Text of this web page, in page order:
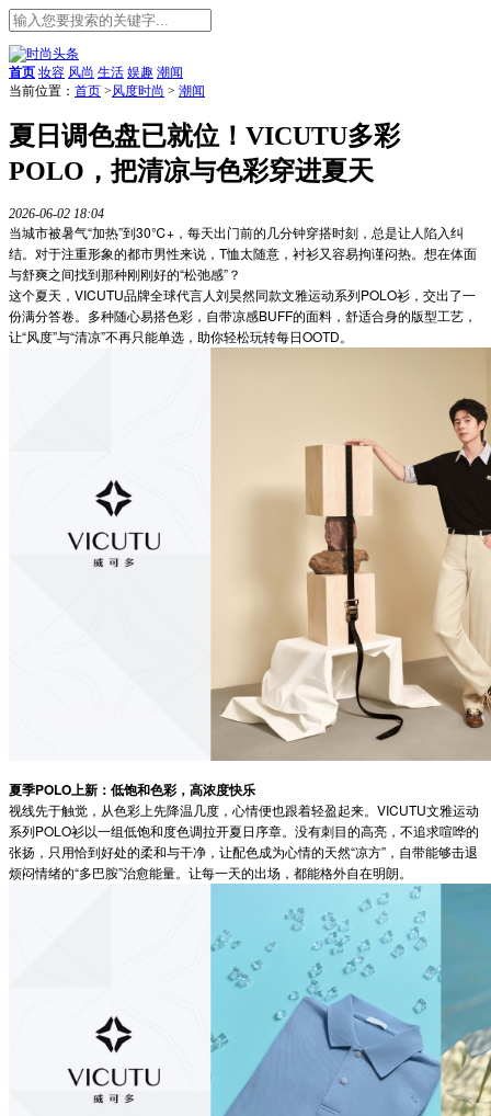
首页 妆容 风尚 生活 娱趣 潮闻
当前位置： 首页 >风度时尚 > 潮闻
夏日调色盘已就位！VICUTU多彩
POLO，把清凉与色彩穿进夏天
2026-06-02 18:04
当城市被暑气“加热”到30℃+，每天出门前的几分钟穿搭时刻，总是让人陷入纠
结。对于注重形象的都市男性来说，T恤太随意，衬衫又容易拘谨闷热。想在体面
与舒爽之间找到那种刚刚好的“松弛感”？
这个夏天，VICUTU品牌全球代言人刘昊然同款文雅运动系列POLO衫，交出了一
份满分答卷。多种随心易搭色彩，自带凉感BUFF的面料，舒适合身的版型工艺，
让“风度”与“清凉”不再只能单选，助你轻松玩转每日OOTD。
夏季POLO上新：低饱和色彩，高浓度快乐
视线先于触觉，从色彩上先降温几度，心情便也跟着轻盈起来。VICUTU文雅运动
系列POLO衫以一组低饱和度色调拉开夏日序章。没有刺目的高亮，不追求喧哗的
张扬，只用恰到好处的柔和与干净，让配色成为心情的天然“凉方”，自带能够击退
烦闷情绪的“多巴胺”治愈能量。让每一天的出场，都能格外自在明朗。